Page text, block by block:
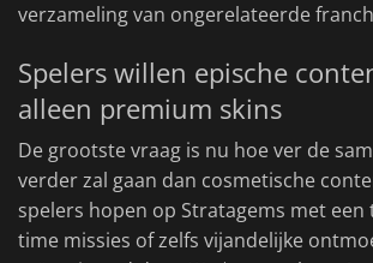
verzameling van ongerelateerde
Spelers willen epische
alleen premium skins
De grootste vraag is nu hoe ver de
verder zal gaan dan cosmetische
spelers hopen op Stratagems met
time missies of zelfs vijandelijke